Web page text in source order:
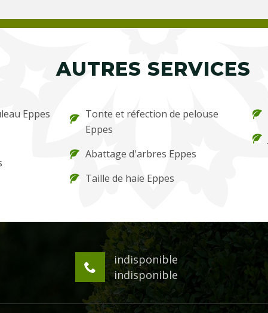
AUTRES SERVICES
Eppes
Tonte et réfection de pelouse
Eppes
Abattage d'arbres Eppes
Taille de haie Eppes
indisponible
indisponible